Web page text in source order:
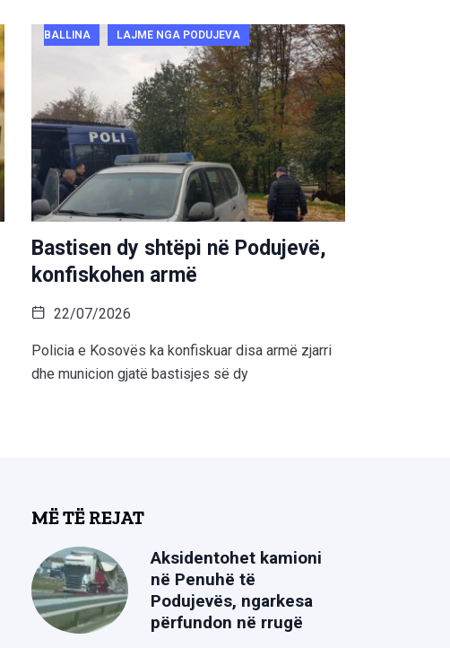
BALLINA LAJME NGA PODUJEVA
Bastisen dy shtëpi në Podujevë,
konfiskohen armë
22/07/2026
Policia e Kosovës ka konfiskuar disa armë zjarri
dhe municion gjatë bastisjes së dy
MË TË REJAT
Aksidentohet kamioni
në Penuhë të
Podujevës, ngarkesa
përfundon në rrugë